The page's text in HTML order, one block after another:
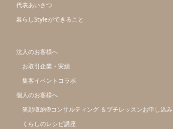
代表あいさつ
暮らしStyleができること
法人のお客様へ
お取引企業・実績
集客イベントコラボ
個人のお客様へ
笑顔収納®コンサルティング ＆プチレッスンお申し込み
くらしのレシピ講座